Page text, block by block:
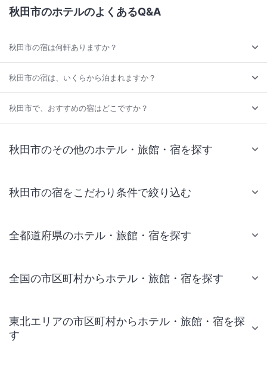
秋田市のホテルのよくあるQ&A
秋田市の宿は何軒ありますか？
秋田市の宿は、いくらから泊まれますか？
秋田市で、おすすめの宿はどこですか？
秋田市のその他のホテル・旅館・宿を探す
秋田市の宿をこだわり条件で絞り込む
全都道府県のホテル・旅館・宿を探す
全国の市区町村からホテル・旅館・宿を探す
東北エリアの市区町村からホテル・旅館・宿を探
す